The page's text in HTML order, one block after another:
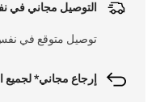
التوصيل مجاني في
توصيل متوقع في نفس
إرجاع مجاني* لجميع